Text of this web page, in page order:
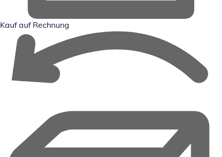
Kauf auf Rechnung